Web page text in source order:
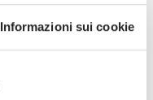
Informazioni sui cookie